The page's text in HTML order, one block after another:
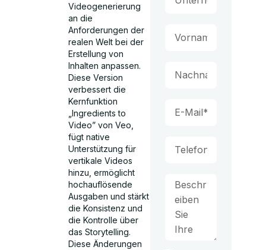
Videogenerierung
an die
Anforderungen der
realen Welt bei der
Erstellung von
Inhalten anpassen.
Diese Version
verbessert die
Kernfunktion
„Ingredients to
Video” von Veo,
fügt native
Unterstützung für
vertikale Videos
hinzu, ermöglicht
hochauflösende
Ausgaben und stärkt
die Konsistenz und
die Kontrolle über
das Storytelling.
Diese Änderungen